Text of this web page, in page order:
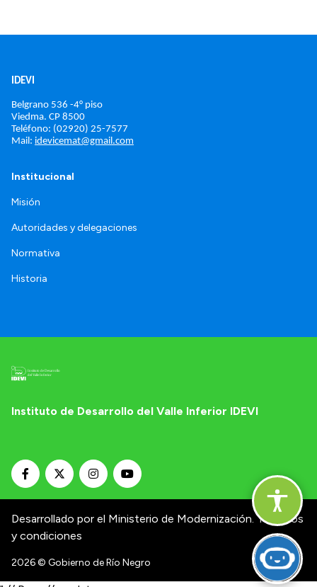
IDEVI
Belgrano 536 -4° piso
Viedma. CP 8500
Teléfono: (02920) 25-7577
Mail: idevicemat@gmail.com
Institucional
Misión
Autoridades y delegaciones
Normativa
Historia
Instituto de Desarrollo del Valle Inferior IDEVI
Desarrollado por el Ministerio de Modernización. Términos
y condiciones
2026© Gobierno de Río Negro